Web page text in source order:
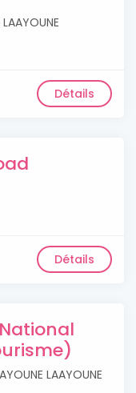
Détails
Détails
LAAYOUNE